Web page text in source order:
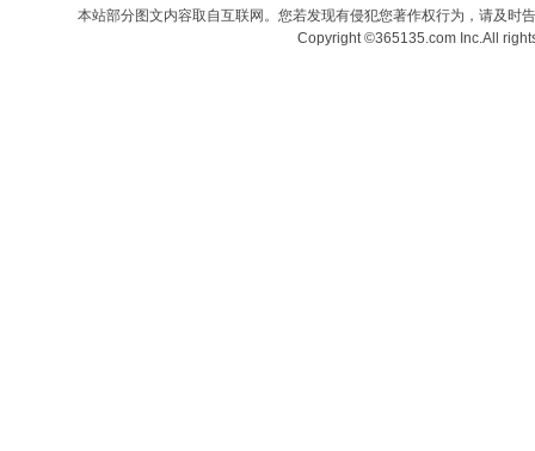
本站部分图文内容取自互联网。您若发现有侵犯您著作权行为，请及时
Copyright ©365135.com Inc.All